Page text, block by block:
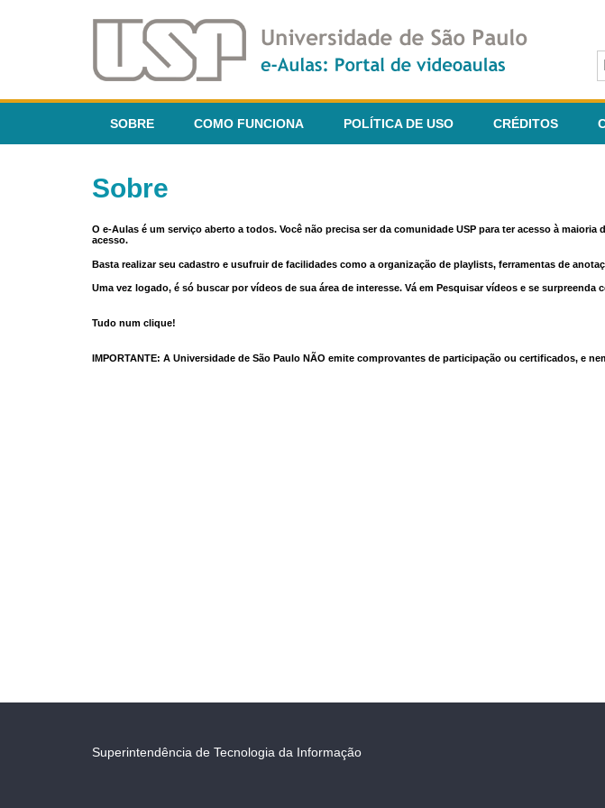
SOBRE COMO FUNCIONA POLÍTICA DE USO CRÉDITOS
Sobre
O e-Aulas é um serviço aberto a todos. Você não precisa ser da comunidade USP para ter acesso à
acesso.
Basta realizar seu cadastro e usufruir de facilidades como a organização de playlists, ferramentas de
Uma vez logado, é só buscar por vídeos de sua área de interesse. Vá em Pesquisar vídeos e se
Tudo num clique!
IMPORTANTE: A Universidade de São Paulo NÃO emite comprovantes de participação ou certificados, e
Superintendência de Tecnologia da Informação